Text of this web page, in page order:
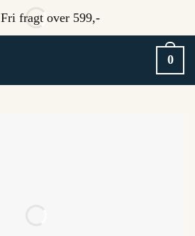
Fri fragt over 599,-
0